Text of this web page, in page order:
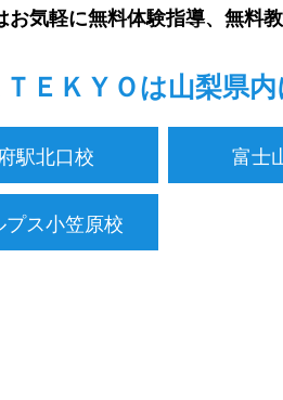
気軽に無料体験指導、無料
ＴＥＫＹＯは山梨県
駅北口校 富士
プス小笠原校